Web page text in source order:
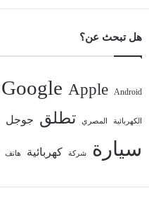
هل تبحث عن؟
Android
Apple
Google
الكهربائية المصري تطلق جوجل
سيارة شركة كهربائية هاتف